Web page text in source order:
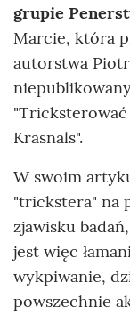
grupie
Marcie, która
autorstwa
"Tricksterować
Krasnals".
W swoim
"trickstera" na
zjawisku
jest więc
wykpiwanie,
powszechnie